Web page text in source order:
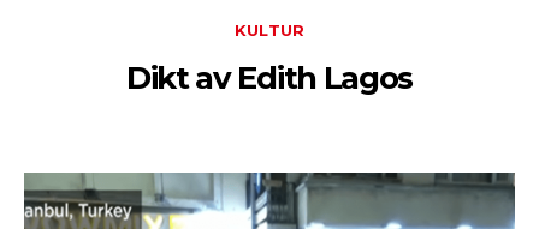
KULTUR
Dikt av Edith Lagos